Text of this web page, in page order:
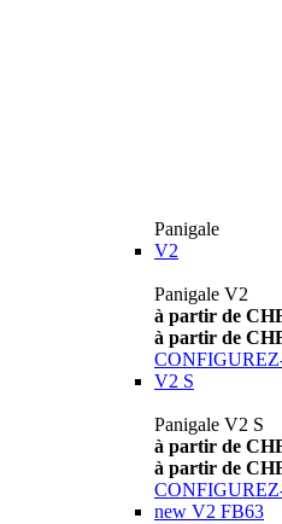
Panigale
V2
Panigale V2
à partir de
à partir de
V2 S
Panigale V2 S
à partir de
à partir de
new V2 FB63